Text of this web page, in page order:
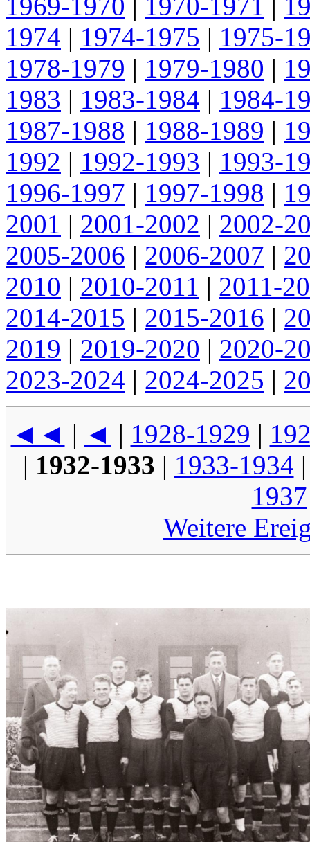
1974 | 1974-1975 | 1975-
1978-1979 | 1979-1980 |
1983 | 1983-1984 | 1984-
1987-1988 | 1988-1989 |
1992 | 1992-1993 | 1993-
1996-1997 | 1997-1998 |
2001 | 2001-2002 | 2002-
2005-2006 | 2006-2007 |
2010 | 2010-2011 | 2011-
2014-2015 | 2015-2016 |
2019 | 2019-2020 | 2020-
2023-2024 | 2024-2025 |
◄◄ | ◄ | 1928-1929 |
| 1932-1933 | 1933-1934
1937
Weitere